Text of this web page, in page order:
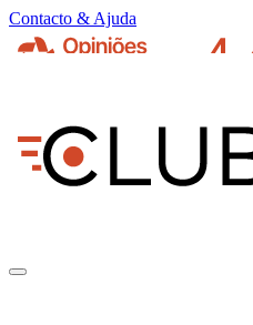
Contacto & Ajuda